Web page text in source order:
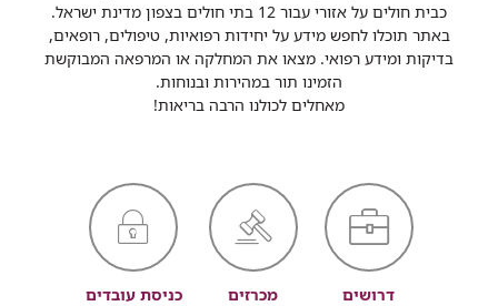
כבית חולים על אזורי עבור 12 בתי חולים בצפון מדינת ישראל.
באתר תוכלו לחפש מידע על יחידות רפואיות, טיפולים, רופאים,
בדיקות ומידע רפואי. מצאו את המחלקה או המרפאה המבוקשת
הזמינו תור במהירות ובנוחות.
מאחלים לכולנו הרבה בריאות!
דרושים מכרזים כניסת עובדים